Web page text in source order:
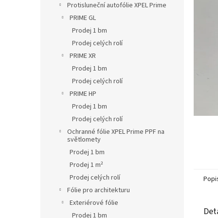
Protisluneční autofólie XPEL Prime
PRIME GL
Prodej 1 bm
Prodej celých rolí
PRIME XR
Prodej 1 bm
Prodej celých rolí
PRIME HP
Prodej 1 bm
Prodej celých rolí
Ochranné fólie XPEL Prime PPF na
světlomety
Prodej 1 bm
Prodej 1 m²
Prodej celých rolí
Fólie pro architekturu
Exteriérové fólie
Prodej 1 bm